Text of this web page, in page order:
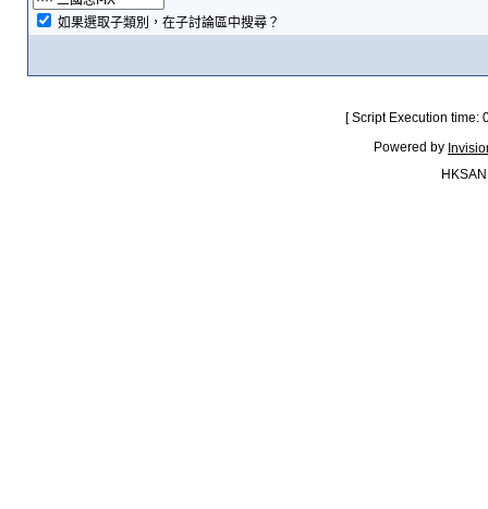
如果選取子類別，在子討論區中搜尋？
[ Script Execution
Powered by